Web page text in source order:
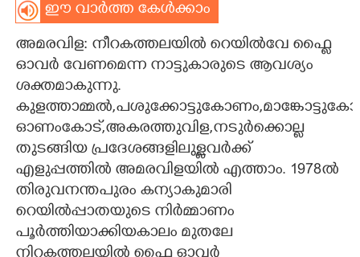
CARTOONS
LITERATURE
ZOOM
CONTACT US
ഈ വാർത്ത കേൾക്കാം
അമരവിള: നീറകത്തലയിൽ റെയിൽവേ ഫ്ലൈ
ഓവർ വേണമെന്ന നാട്ടുകാരുടെ ആവശ്യം
ശക്തമാകുന്നു.
ഓണംകോട്,അകരത്തുവിള,നടുർക്കൊല്ല
തുടങ്ങിയ പ്രദേശങ്ങളിലുള്ളവർക്ക്
എളുപ്പത്തിൽ അമരവിളയിൽ എത്താം. 1978ൽ
തിരുവനന്തപുരം കന്യാകുമാരി
റെയിൽപ്പാതയുടെ നിർമ്മാണം
പൂർത്തിയാക്കിയകാലം മുതലേ